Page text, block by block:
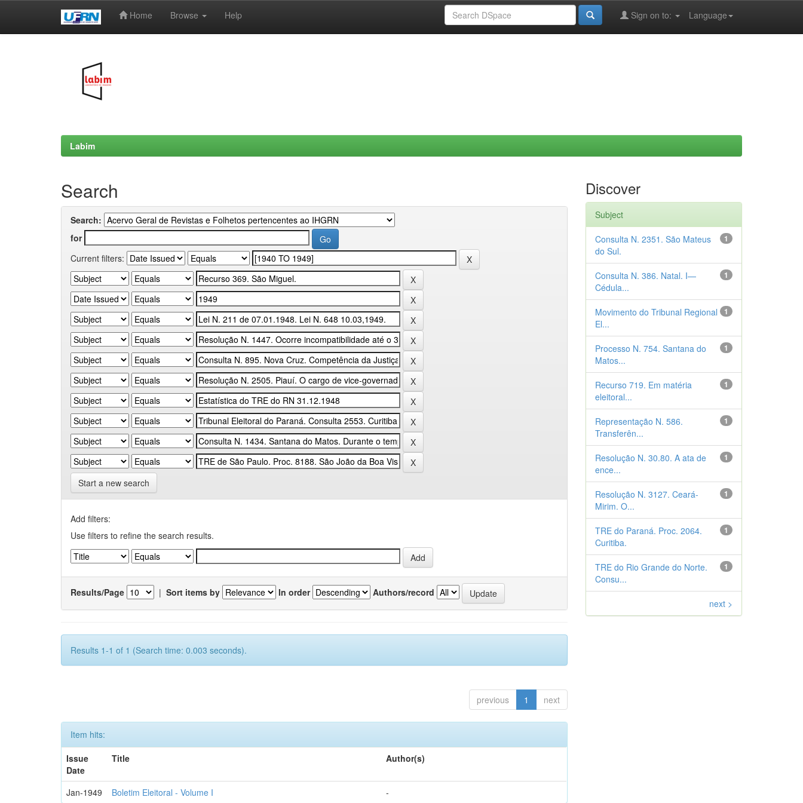
Home Browse Help Language
Sign on to:
Labim
Search
Search:
for
Current filters:
Start a new search
Add filters:
Use filters to refine the search results.
Results/Page | Sort items by In order Authors/record
Results 1-1 of 1 (Search time: 0.003 seconds).
previous 1 next
Item hits:
Issue
Date
Title Author(s)
Jan-1949 Boletim Eleitoral - Volume I -
Discover
Subject
1
Consulta N. 2351. São Mateus
do Sul.
1
Consulta N. 386. Natal. I—
Cédula...
1
Movimento do Tribunal Regional
El...
1
Processo N. 754. Santana do
Matos...
1
Recurso 719. Em matéria
eleitoral...
1
Representação N. 586.
Transferên...
1
Resolução N. 30.80. A ata de
ence...
1
Resolução N. 3127. Ceará-
Mirim. O...
1
TRE do Paraná. Proc. 2064.
Curitiba.
1
TRE do Rio Grande do Norte.
Consu...
next >